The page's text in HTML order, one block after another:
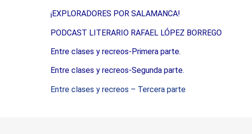
¡EXPLORADORES POR SALAMANCA!
PODCAST LITERARIO RAFAEL LÓPEZ BORREGO
Entre clases y recreos-Primera parte.
Entre clases y recreos-Segunda parte.
Entre clases y recreos – Tercera parte